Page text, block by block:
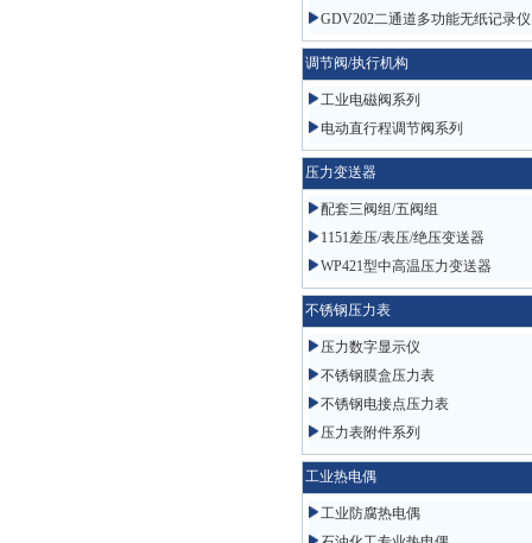
GDV202二通道多功能无纸记录仪
调节阀/执行机构
工业电磁阀系列
电动直行程调节阀系列
压力变送器
配套三阀组/五阀组
1151差压/表压/绝压变送器
WP421型中高温压力变送器
不锈钢压力表
压力数字显示仪
不锈钢膜盒压力表
不锈钢电接点压力表
压力表附件系列
工业热电偶
工业防腐热电偶